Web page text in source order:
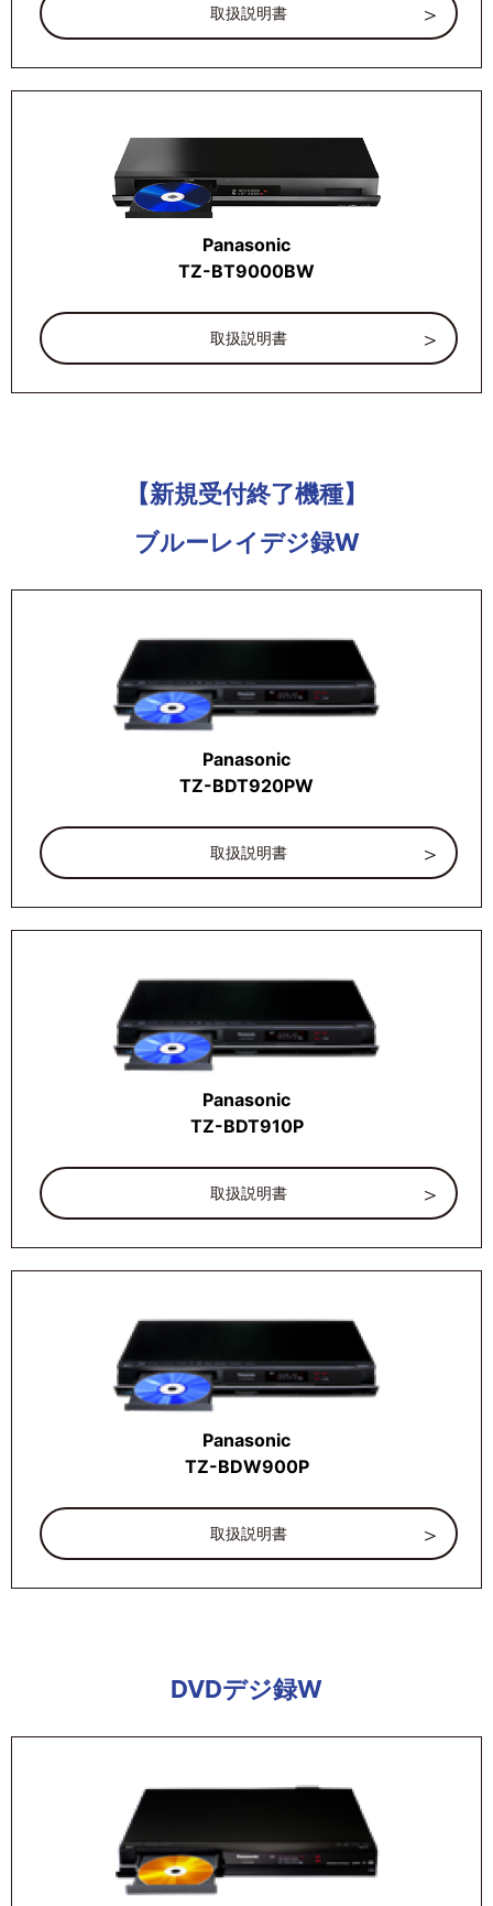
取扱説明書
Panasonic
TZ-BT9000BW
取扱説明書
【新規受付終了機種】
ブルーレイデジ録W
Panasonic
TZ-BDT920PW
取扱説明書
Panasonic
TZ-BDT910P
取扱説明書
Panasonic
TZ-BDW900P
取扱説明書
DVDデジ録W